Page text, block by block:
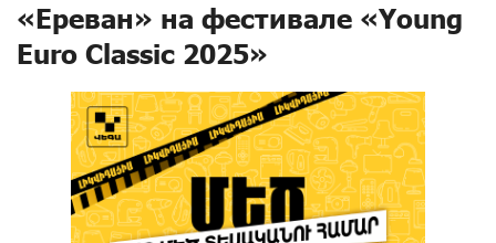
«Ереван» на фестивале «Young
Euro Classic 2025»